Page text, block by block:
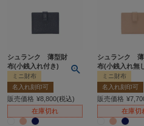
シュランク 薄型財
布(小銭入れ付き)
ミニ財布
名入れ刻印可
販売価格 ¥8,800 税込
在庫切れ
シュランク
布(小銭入れ無
ミニ財布
名入れ刻印可
販売価格 ¥
在庫切